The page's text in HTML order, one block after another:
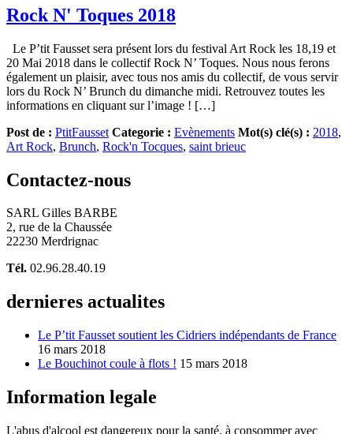
Rock N' Toques 2018
Le P’tit Fausset sera présent lors du festival Art Rock les 18,19 et
20 Mai 2018 dans le collectif Rock N’ Toques. Nous nous ferons
également un plaisir, avec tous nos amis du collectif, de vous servir
lors du Rock N’ Brunch du dimanche midi. Retrouvez toutes les
informations en cliquant sur l’image ! […]
Post de : PtitFausset Categorie : Evènements Mot(s) clé(s) : 2018,
Art Rock, Brunch, Rock'n Tocques, saint brieuc
Contactez-nous
SARL Gilles BARBE
2, rue de la Chaussée
22230 Merdrignac
Tél. 02.96.28.40.19
dernieres actualites
Le P’tit Fausset soutient les Cidriers indépendants de France
16 mars 2018
Le Bouchinot coule à flots ! 15 mars 2018
Information legale
L'abus d'alcool est dangereux pour la santé, à consommer avec